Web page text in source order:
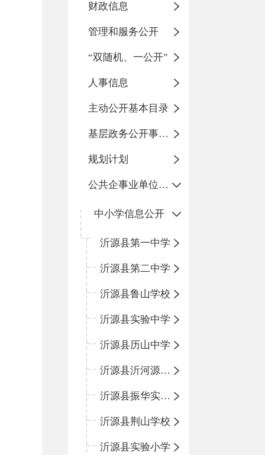
财政信息
管理和服务公开
“双随机、一公开”
人事信息
主动公开基本目录
基层政务公开事项标准目录
规划计划
公共企事业单位信息公开
中小学信息公开
沂源县第一中学
沂源县第二中学
沂源县鲁山学校
沂源县实验中学
沂源县历山中学
沂源县沂河源学校
沂源县振华实验学校
沂源县荆山学校
沂源县实验小学